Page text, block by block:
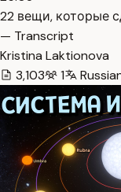
22 вещи, которые
— Transcript
Kristina Laktionova
3,103
1